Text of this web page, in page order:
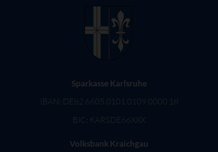
Sparkasse Karlsruhe
IBAN: DE82 6605 0101 0109 0000 18
BIC: KARSDE66XXX
Volksbank Kraichgau